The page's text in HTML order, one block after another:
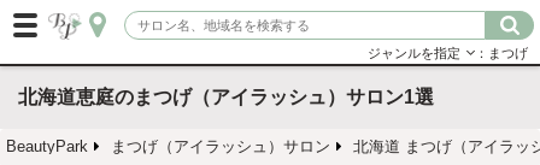
ジャンルを指定 ：まつげ
北海道恵庭のまつげ（アイラッシュ）サロン1選
BeautyPark まつげ（アイラッシュ）サロン 北海道 まつげ（アイラッ